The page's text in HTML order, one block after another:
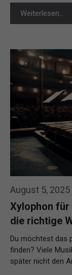
Weiterlesen…
August 5, 2025
Xylophon
die richtige
Du möchtest das
finden? Viele
später nicht den